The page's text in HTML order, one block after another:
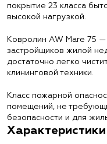
покрытие 23 класса
высокой нагрузкой.
Ковролин AW Mare 75
застройщиков жилой
достаточно легко
клининговой техники.
Класс пожарной
помещений, не
безопасности и для
Характеристики